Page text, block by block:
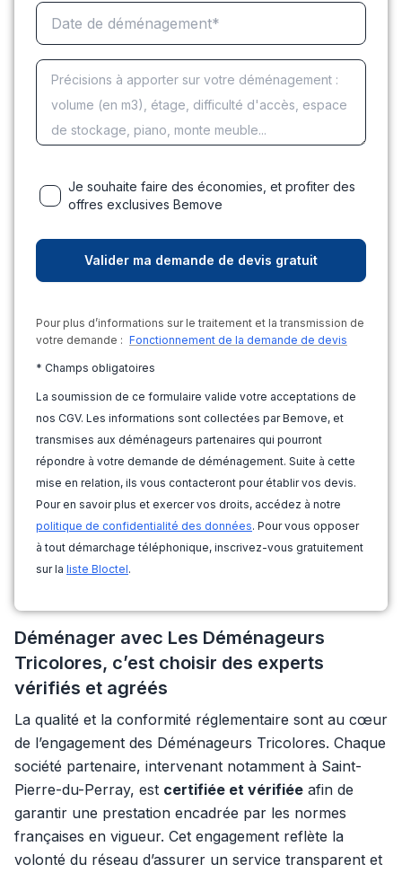
Je souhaite faire des économies, et profiter des
offres exclusives Bemove
Pour plus d’informations sur le traitement et la transmission de
votre demande : Fonctionnement de la demande de devis
* Champs obligatoires
La soumission de ce formulaire valide votre acceptations de
nos CGV. Les informations sont collectées par Bemove, et
transmises aux déménageurs partenaires qui pourront
répondre à votre demande de déménagement. Suite à cette
mise en relation, ils vous contacteront pour établir vos devis.
Pour en savoir plus et exercer vos droits, accédez à notre
politique de confidentialité des données. Pour vous opposer
à tout démarchage téléphonique, inscrivez-vous gratuitement
sur la liste Bloctel.
Déménager avec Les Déménageurs
Tricolores, c’est choisir des experts
vérifiés et agréés
La qualité et la conformité réglementaire sont au cœur
de l’engagement des Déménageurs Tricolores. Chaque
société partenaire, intervenant notamment à Saint-
Pierre-du-Perray, est certifiée et vérifiée afin de
garantir une prestation encadrée par les normes
françaises en vigueur. Cet engagement reflète la
volonté du réseau d’assurer un service transparent et